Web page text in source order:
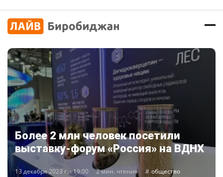
Более 2 млн человек посетили
выставку-форум «Россия» на ВДНХ
13 декабря 2023 г. - 19:00 2 мин. чтения общество